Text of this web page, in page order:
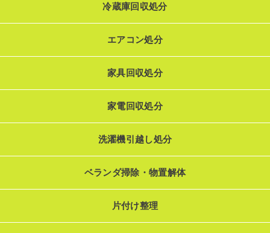
冷蔵庫回収処分
エアコン処分
家具回収処分
家電回収処分
洗濯機引越し処分
ベランダ掃除・物置解体
片付け整理